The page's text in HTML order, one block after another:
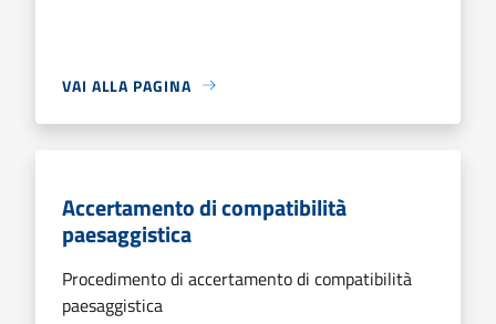
VAI ALLA PAGINA
Accertamento di compatibilità
paesaggistica
Procedimento di accertamento di compatibilità
paesaggistica